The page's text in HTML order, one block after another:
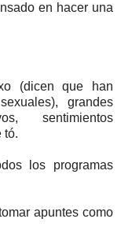
en hacer una
(dicen que han
grandes
sentimientos
tó.
los programas
apuntes como